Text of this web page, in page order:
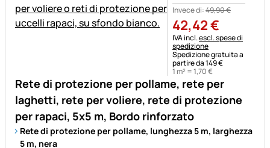
Rete di protezione per pollame, rete per
laghetti, rete per voliere, rete di protezione
per rapaci, 5x5 m, Bordo rinforzato
Rete di protezione per pollame, lunghezza 5 m, larghezza
5 m, nera
Invece di:49,90€
42,42€
Informazioni fiscali:
IVA incl.escl. spese di
spedizione
Spedizione gratuita a
partire da 149 €
1 m² =1,70€